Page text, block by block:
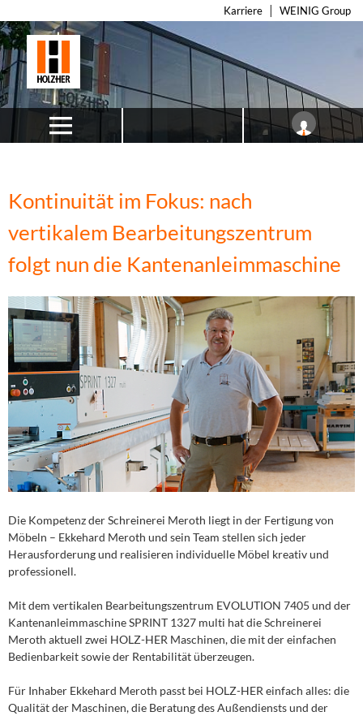
Karriere WEINIG Group
Kontinuität im Fokus: nach
vertikalem Bearbeitungszentrum
folgt nun die Kantenanleimmaschine
Die Kompetenz der Schreinerei Meroth liegt in der Fertigung von
Möbeln – Ekkehard Meroth und sein Team stellen sich jeder
Herausforderung und realisieren individuelle Möbel kreativ und
professionell.
Mit dem vertikalen Bearbeitungszentrum EVOLUTION 7405 und der
Kantenanleimmaschine SPRINT 1327 multi hat die Schreinerei
Meroth aktuell zwei HOLZ-HER Maschinen, die mit der einfachen
Bedienbarkeit sowie der Rentabilität überzeugen.
Für Inhaber Ekkehard Meroth passt bei HOLZ-HER einfach alles: die
Qualität der Maschinen, die Beratung des Außendiensts und der